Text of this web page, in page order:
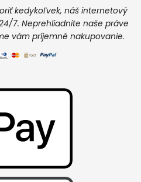
kedykoľvek, náš internetový
7. Neprehliadnite naše práve
vám príjemné nakupovanie.